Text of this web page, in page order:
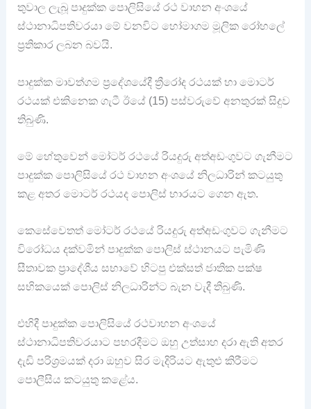
තුවාල ලැබූ පාදුක්ක පොලිසියේ රථ වාහන අංශයේ
ස්ථානාධිපතිවරයා මේ වනවිට හෝමාගම මූලික රෝහලේ
ප්‍රතිකාර ලබන බවයි.
පාදුක්ක මාවත්ගම ප්‍රදේශයේදී ත්‍රීරෝද රථයක් හා මොටර්
රථයක් එකිනෙක ගැටී ඊයේ (15) පස්වරුවේ අනතුරක් සිදුව
තිබුණි.
මේ හේතුවෙන් මෝටර් රථයේ රියදුරු අත්අඩංගුවට ගැනීමට
පාදුක්ක පොලිසියේ රථ වාහන අංශයේ නිලධාරින් කටයුතු
කළ අතර මොටර් රථයද පොලිස් භාරයට ගෙන ඇත.
කෙසේවෙතත් මෝටර් රථයේ රියදුරු අත්අඩංගුවට ගැනීමට
විරෝධය දක්වමින් පාදුක්ක පොලිස් ස්ථානයට පැමිණි
සීතාවක ප්‍රාදේශීය සභාවේ හිටපු එක්සත් ජාතික පක්ෂ
සභිකයෙක් පොලිස් නිලධාරින්ට බැන වැදී තිබුණි.
එහිදී පාදුක්ක පොලිසියේ රථවාහන අංශයේ
ස්ථානාධිපතිවරයාට පහරදීමට ඔහු උත්සාහ දරා ඇති අතර
දැඩි පරිශ්‍රමයක් දරා ඔහුව සිර මැදිරියට ඇතුළු කිරීමට
පොලීසිය කටයුතු කළේය.